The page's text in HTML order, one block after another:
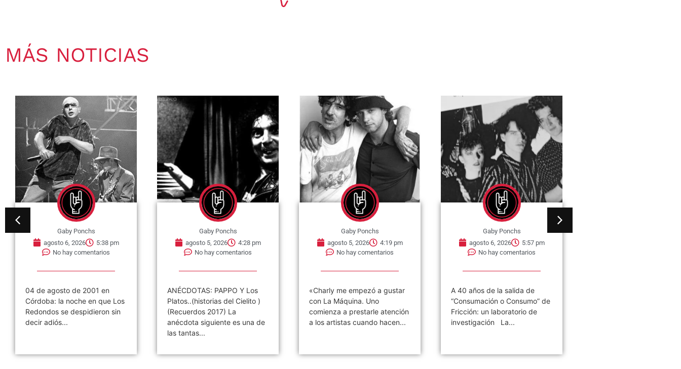
MÁS NOTICIAS
Gaby Ponchs
agosto 6, 2026
5:38 pm
No hay comentarios
04 de agosto de 2001 en
Córdoba: la noche en que Los
Redondos se despidieron sin
decir adiós...
Gaby Ponchs
agosto 5, 2026
4:28 pm
No hay comentarios
ANÉCDOTAS: PAPPO Y Los
Platos..(historias del Cielito )
(Recuerdos 2017) La
anécdota siguiente es una de
las tantas...
Gaby Ponchs
agosto 5, 2026
4:19 pm
No hay comentarios
«Charly me empezó a gustar
con La Máquina. Uno
comienza a prestarle atención
a los artistas cuando hacen...
Gaby Ponchs
agosto 6, 2026
5:57 pm
No hay comentarios
A 40 años de la salida de
“Consumación o Consumo” de
Fricción: un laboratorio de
investigación La...